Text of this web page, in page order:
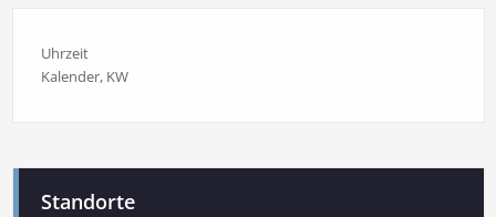
Uhrzeit
Kalender, KW
Standorte